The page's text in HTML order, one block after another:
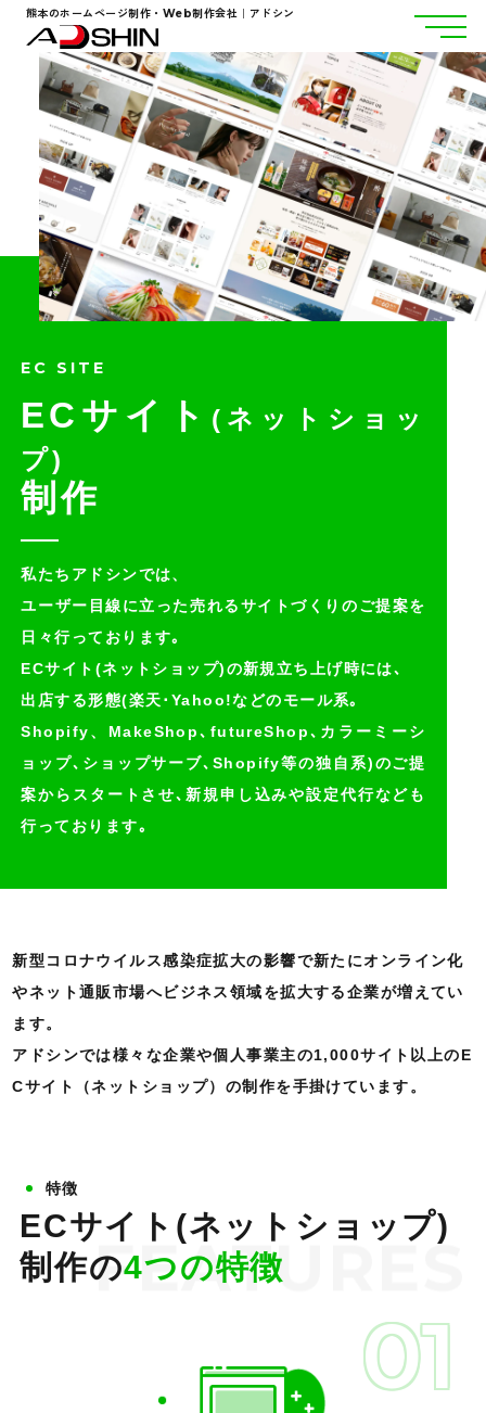
熊本のホームページ制作・Web制作会社｜アドシン
EC SITE
ECサイト (ネットショッ
プ)
制作
私たちアドシンでは、
ユーザー目線に立った売れるサイトづくりのご提案を
日々行っております｡
ECサイト(ネットショップ)の新規立ち上げ時には､
出店する形態(楽天･Yahoo!などのモール系｡
Shopify、MakeShop､ futureShop､カラーミーシ
ョップ､ショップサーブ､Shopify等の独自系)のご提
案からスタートさせ､新規申し込みや設定代行なども
行っております｡
新型コロナウイルス感染症拡大の影響で新たにオンライン化
やネット通販市場へビジネス領域を拡大する企業が増えてい
ます。
アドシンでは様々な企業や個人事業主の1,000サイト以上のE
Cサイト（ネットショップ）の制作を手掛けています。
特徴
ECサイト(ネットショップ)
制作の4つの特徴
FEATURES
01